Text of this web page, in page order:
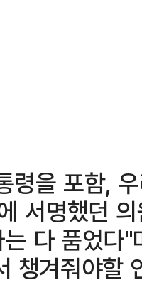
령을 포함,
서명했던
다 품었다
챙겨줘야할